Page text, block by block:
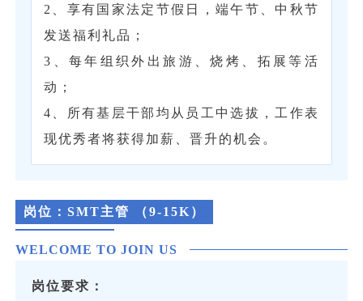
2、享有国家法定节假日，端午节、中秋节
发送福利礼品；
3、每年组织外出旅游、烧烤、拓展等活
动；
4、所有基层干部均从员工中选拔，工作表
现优秀者将获得加薪、晋升的机会。
岗位：SMT主管 （9-15K）
WELCOME TO JOIN US
岗位要求：